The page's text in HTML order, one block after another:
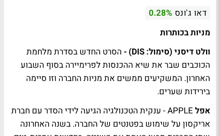
דאו ג'ונס 0.28%
מניות בכותרות
וולט דיסני (סימול: DIS) -
הסרט החדש בסדרת מלחמת
הכוכבים שבר את שיא ההכנסות לפרימיירה בסוף השבוע
האחרון. המשקיעים ממשים את מניות החברה וזו סיימה
בירידות שערים.
אפל
APPLE - ענקית הטכנולגיה הגיעה לידי הסדר עם חברת
אריקסון על שימוש בפטנטים של החברה. בשנה האחרונה